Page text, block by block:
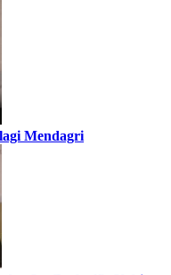
Mendagri